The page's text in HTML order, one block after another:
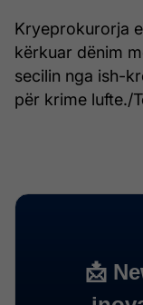
Kryeprokurorja
kërkuar dënim
secilin nga ish-
për krime lufte./